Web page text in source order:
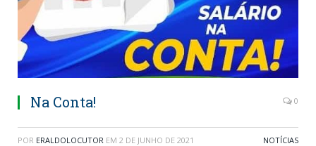
Na Conta! 0
POR ERALDOLOCUTOR EM 2 DE JUNHO DE 2021 NOTÍCIAS